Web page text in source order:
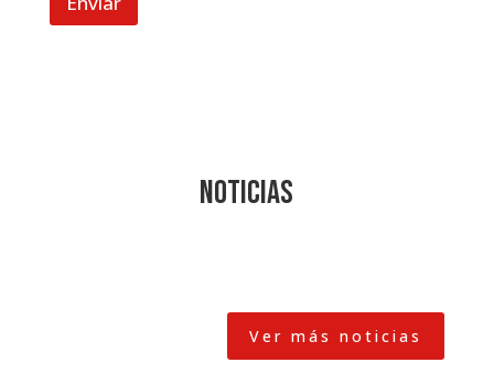
Noticias
Ver más noticias